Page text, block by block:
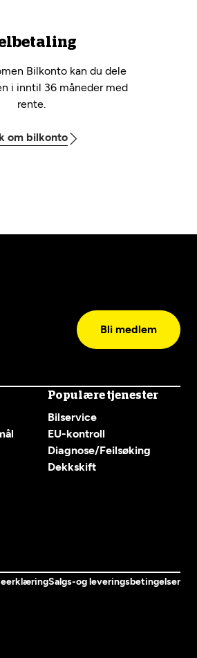
Bilkonto kan du dele
i inntil 36 måneder med
rente.
om bilkonto
Bli medlem
Populære tjenester
Bilservice
EU-kontroll
Diagnose/Feilsøking
Dekkskift
Salgs-og leveringsbetingelser